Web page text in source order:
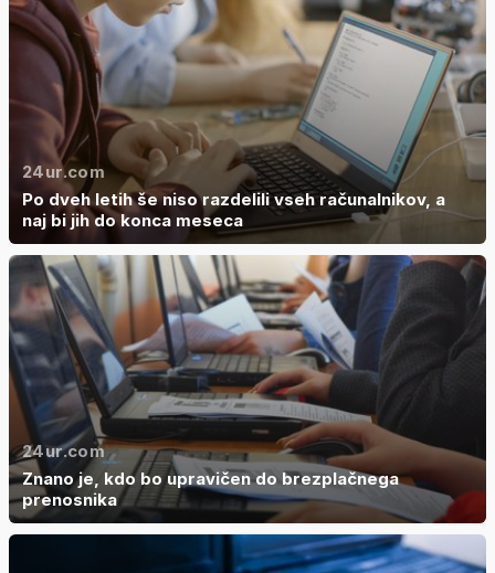
24ur.com
Po dveh letih še niso razdelili vseh računalnikov, a
naj bi jih do konca meseca
24ur.com
Znano je, kdo bo upravičen do brezplačnega
prenosnika